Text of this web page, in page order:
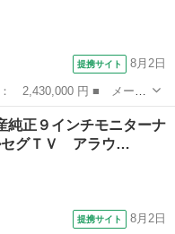
提携サイト 8月2日
レード名： ６６０ ハ
ト エディショ ナビ 全周
正９インチモニターナ
セグＴＶ アラウ…
提携サイト 8月2日